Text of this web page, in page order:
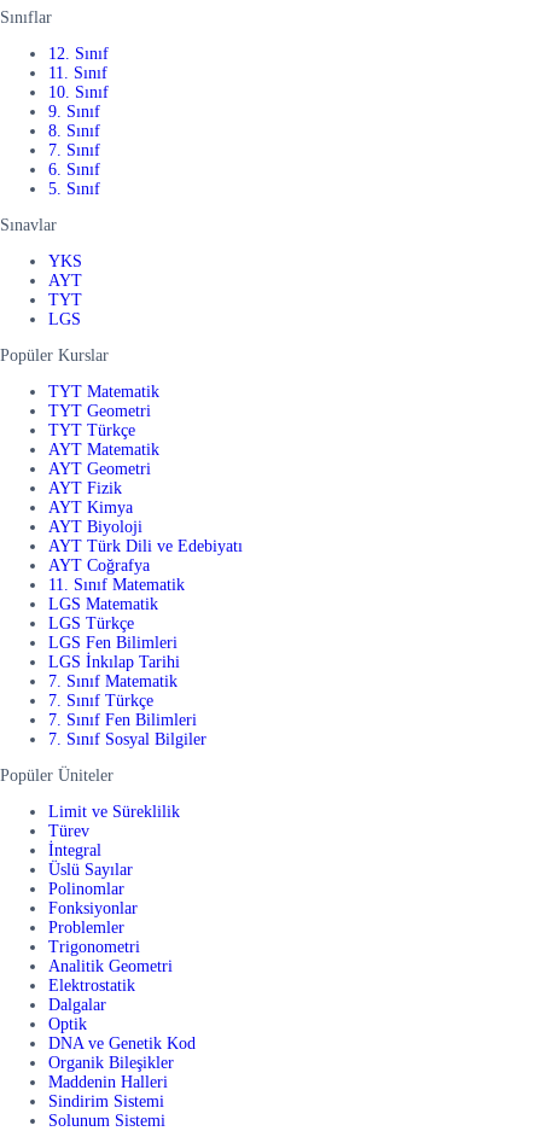
Sınıflar
12. Sınıf
11. Sınıf
10. Sınıf
9. Sınıf
8. Sınıf
7. Sınıf
6. Sınıf
5. Sınıf
Sınavlar
YKS
AYT
TYT
LGS
Popüler Kurslar
TYT Matematik
TYT Geometri
TYT Türkçe
AYT Matematik
AYT Geometri
AYT Fizik
AYT Kimya
AYT Biyoloji
AYT Türk Dili ve Edebiyatı
AYT Coğrafya
11. Sınıf Matematik
LGS Matematik
LGS Türkçe
LGS Fen Bilimleri
LGS İnkılap Tarihi
7. Sınıf Matematik
7. Sınıf Türkçe
7. Sınıf Fen Bilimleri
7. Sınıf Sosyal Bilgiler
Popüler Üniteler
Limit ve Süreklilik
Türev
İntegral
Üslü Sayılar
Polinomlar
Fonksiyonlar
Problemler
Trigonometri
Analitik Geometri
Elektrostatik
Dalgalar
Optik
DNA ve Genetik Kod
Organik Bileşikler
Maddenin Halleri
Sindirim Sistemi
Solunum Sistemi